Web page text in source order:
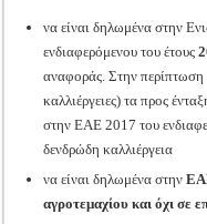
να είναι δηλωμένα στην
ενδιαφερόμενου του έτους
αναφοράς. Στην περίπτωση
καλλιέργειες) τα προς
στην ΕΑΕ 2017 του
δενδρώδη καλλιέργεια
να είναι δηλωμένα στην
αγροτεμαχίου και όχι σε